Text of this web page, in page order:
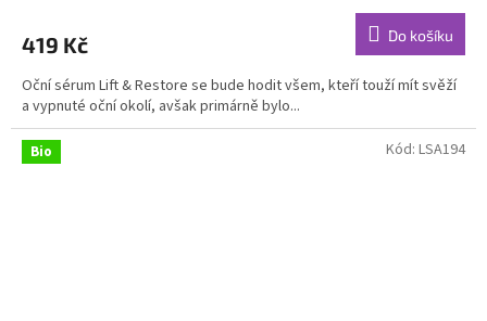
je
z
5
hvězdiček.
419 Kč Do košíku
Oční sérum Lift & Restore se bude hodit všem, kteří touží mít svěží
a vypnuté oční okolí, avšak primárně bylo...
Bio Kód: LSA194